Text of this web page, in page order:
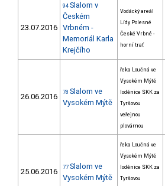
23.07.2016
94 Slalom v
Českém
Vrbném -
Memoriál Karla
Krejčího
Vodácký areál
Lídy Polesné
České Vrbné -
horní trať
26.06.2016 78 Slalom ve
Vysokém Mýtě
řeka Loučná ve
Vysokém Mýtě
loděnice SKK za
Tyršovou
veřejnou
plovárnou
25.06.2016 77 Slalom ve
Vysokém Mýtě
řeka Loučná ve
Vysokém Mýtě
loděnice SKK za
Tyršovou